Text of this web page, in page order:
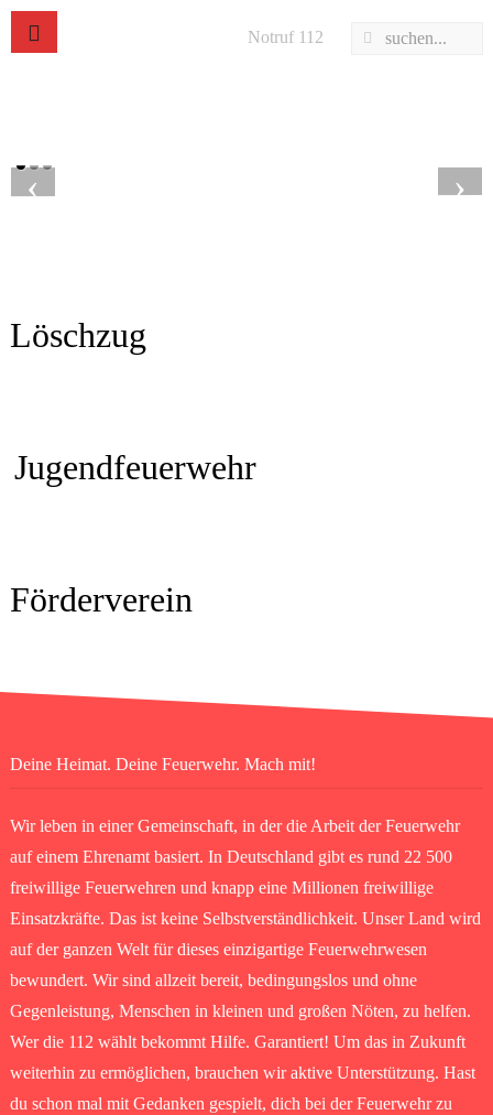
Notruf 112
›
‹
Löschzug
Jugendfeuerwehr
Förderverein
Deine Heimat. Deine Feuerwehr. Mach mit!
Wir leben in einer Gemeinschaft, in der die Arbeit der Feuerwehr
auf einem Ehrenamt basiert. In Deutschland gibt es rund 22 500
freiwillige Feuerwehren und knapp eine Millionen freiwillige
Einsatzkräfte. Das ist keine Selbstverständlichkeit. Unser Land wird
auf der ganzen Welt für dieses einzigartige Feuerwehrwesen
bewundert. Wir sind allzeit bereit, bedingungslos und ohne
Gegenleistung, Menschen in kleinen und großen Nöten, zu helfen.
Wer die 112 wählt bekommt Hilfe. Garantiert! Um das in Zukunft
weiterhin zu ermöglichen, brauchen wir aktive Unterstützung. Hast
du schon mal mit Gedanken gespielt, dich bei der Feuerwehr zu